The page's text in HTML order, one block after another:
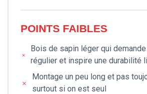
POINTS FAIBLES
Bois de sapin léger qui
régulier et inspire une durabilité
Montage un peu long et pas
surtout si on est seul